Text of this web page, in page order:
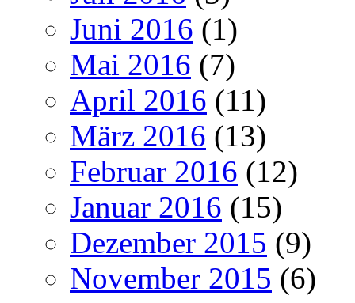
Juni 2016 (1)
Mai 2016 (7)
April 2016 (11)
März 2016 (13)
Februar 2016 (12)
Januar 2016 (15)
Dezember 2015 (9)
November 2015 (6)